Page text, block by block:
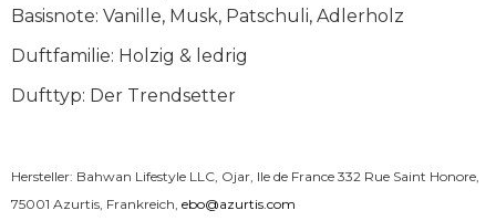
Basisnote: Vanille, Musk, Patschuli, Adlerholz
Duftfamilie: Holzig & ledrig
Dufttyp: Der Trendsetter
Hersteller: Bahwan Lifestyle LLC, Ojar, Ile de France 332 Rue Saint Honore,
75001 Azurtis, Frankreich, ebo@azurtis.com